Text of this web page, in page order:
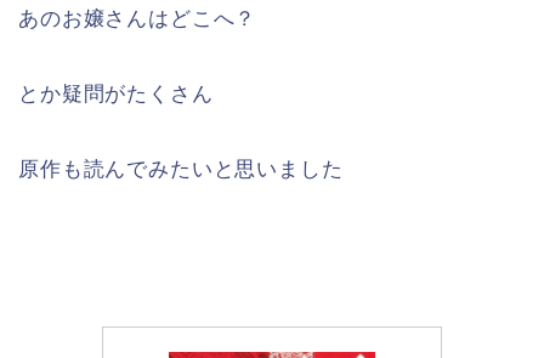
あのお嬢さんはどこへ？
とか疑問がたくさん
原作も読んでみたいと思いました